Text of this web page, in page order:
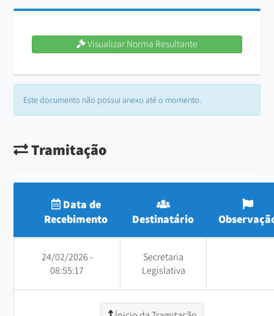
Visualizar Norma Resultante
Este documento não possui anexo até o momento.
Tramitação
Data de
Recebimento
Destinatário
24/02/2026 -
08:55:17
Secretaria
Legislativa